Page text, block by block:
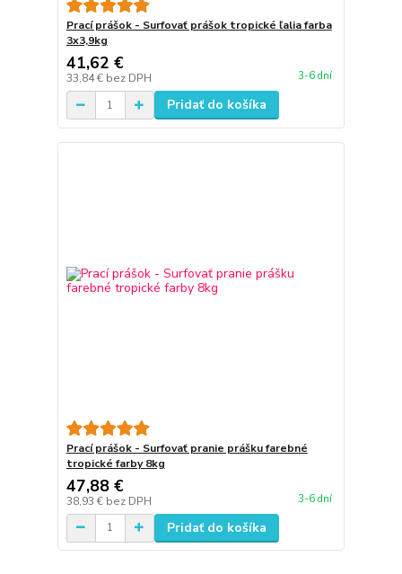
Prací prášok - Surfovať prášok tropické ľalia farba
3x3,9kg
41,62 €
33,84 € bez DPH 3-6 dní
Pridať do košíka
Prací prášok - Surfovať pranie prášku farebné
tropické farby 8kg
47,88 €
38,93 € bez DPH 3-6 dní
Pridať do košíka